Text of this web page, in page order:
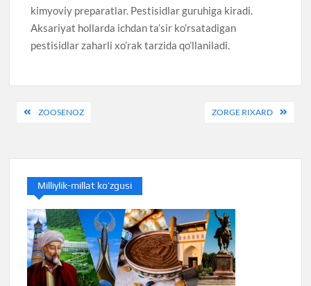
kimyoviy preparatlar. Pestisidlar guruhiga kiradi.
Aksariyat hollarda ichdan ta’sir ko’rsatadigan
pestisidlar zaharli xo’rak tarzida qo’llaniladi.
PostZOOSENOZ ZORGE RIXARD
Milliylik-millat ko’zgusi